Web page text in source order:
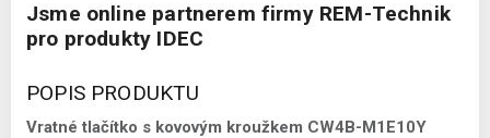
Jsme online partnerem firmy REM-Technik
pro produkty IDEC
POPIS PRODUKTU
Vratné tlačítko s kovovým kroužkem CW4B-M1E10Y